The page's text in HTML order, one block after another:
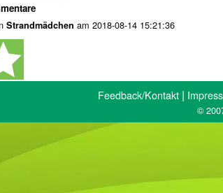
Strandmädchen am 2018-08-14 15:21:36
Feedback/Kontakt |
©